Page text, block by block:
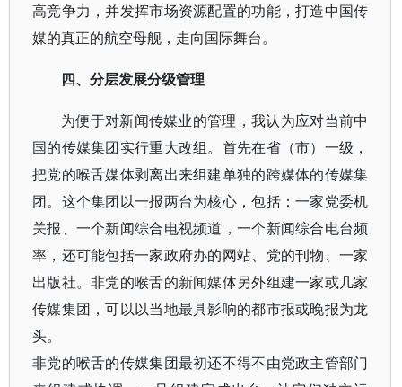
高竞争力，并发挥市场资源配置的功能，打造中国传
媒的真正的航空母舰，走向国际舞台。
四、分层发展分级管理
为便于对新闻传媒业的管理，我认为应对当前中
国的传媒集团实行重大改组。首先在省（市）一级，
把党的喉舌媒体剥离出来组建单独的跨媒体的传媒集
团。这个集团以一报两台为核心，包括：一家党委机
关报、一个新闻综合电视频道，一个新闻综合电台频
率，还可能包括一家政府办的网站、党的刊物、一家
出版社。非党的喉舌的新闻媒体另外组建一家或几家
传媒集团，可以以当地最具影响的都市报或晚报为龙
头。
非党的喉舌的传媒集团最初还不得不由党政主管部门